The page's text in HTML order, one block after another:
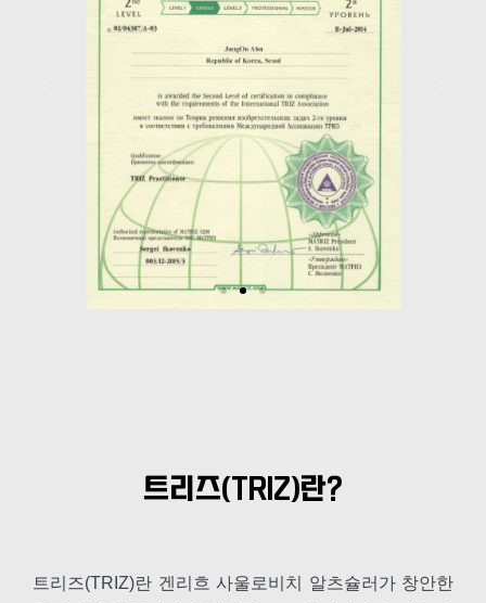
트리즈(TRIZ)란?
트리즈(TRIZ)란 겐리흐 사울로비치 알츠슐러가 창안한